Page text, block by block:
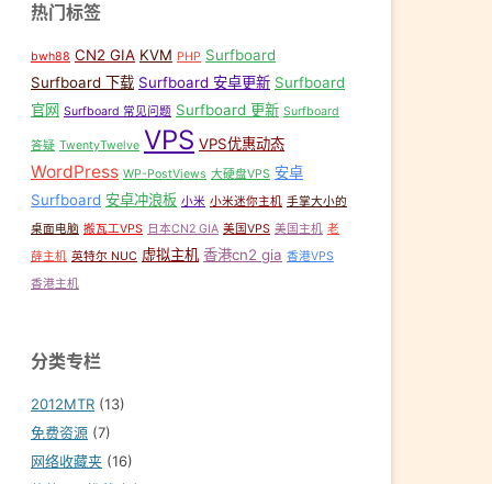
热门标签
bwh88 CN2 GIA KVM PHP Surfboard
Surfboard 下载 Surfboard 安卓更新 Surfboard
官网 Surfboard 常见问题 Surfboard 更新 Surfboard
答疑 TwentyTwelve VPS VPS优惠动态
WordPress WP-PostViews 大硬盘VPS 安卓
Surfboard 安卓冲浪板 小米 小米迷你主机 手掌大小的
桌面电脑 搬瓦工VPS 日本CN2 GIA 美国VPS 美国主机 老
薛主机 英特尔 NUC 虚拟主机 香港cn2 gia 香港VPS
香港主机
分类专栏
2012MTR (13)
免费资源 (7)
网络收藏夹 (16)